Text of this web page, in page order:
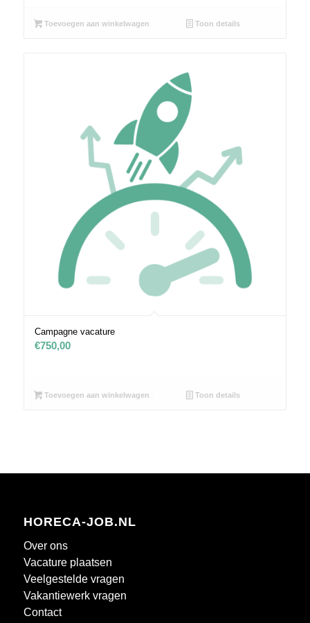
Toevoegen aan winkelwagen Toon details
Campagne vacature
€750,00
Toevoegen aan winkelwagen Toon details
HORECA-JOB.NL
Over ons
Vacature plaatsen
Veelgestelde vragen
Vakantiewerk vragen
Contact